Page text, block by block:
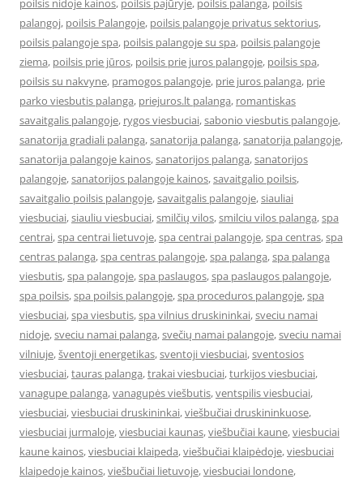
poilsis nidoje kainos, poilsis pajūryje, poilsis palanga, poilsis
palangoj, poilsis Palangoje, poilsis palangoje privatus sektorius,
poilsis palangoje spa, poilsis palangoje su spa, poilsis palangoje
ziema, poilsis prie jūros, poilsis prie juros palangoje, poilsis spa,
poilsis su nakvyne, pramogos palangoje, prie juros palanga, prie
parko viesbutis palanga, priejuros.lt palanga, romantiskas
savaitgalis palangoje, rygos viesbuciai,sabonio viesbutis palangoje,
sanatorija gradiali palanga,sanatorija palanga,sanatorija palangoje,
sanatorija palangoje kainos,sanatorijos palanga,sanatorijos
palangoje,sanatorijos palangoje kainos,savaitgalio poilsis,
savaitgalio poilsis palangoje,savaitgalis palangoje,siauliai
viesbuciai,siauliu viesbuciai,smilčių vilos,smilciu vilos palanga,spa
centrai,spa centrai lietuvoje,spa centrai palangoje,spa centras,spa
centras palanga,spa centras palangoje,spa palanga,spa palanga
viesbutis,spa palangoje,spa paslaugos,spa paslaugos palangoje,
spa poilsis,spa poilsis palangoje,spa proceduros palangoje,spa
viesbuciai,spa viesbutis,spa vilnius druskininkai,sveciu namai
nidoje,sveciu namai palanga,svečių namai palangoje,sveciu namai
vilniuje,šventoji energetikas,sventoji viesbuciai,sventosios
viesbuciai,tauras palanga,trakai viesbuciai,turkijos viesbuciai,
vanagupe palanga,vanagupės viešbutis,ventspilis viesbuciai,
viesbuciai,viesbuciai druskininkai,viešbučiai druskininkuose,
viesbuciai jurmaloje,viesbuciai kaunas,viešbučiai kaune,viesbuciai
kaune kainos,viesbuciai klaipeda,viešbučiai klaipėdoje,viesbuciai
klaipedoje kainos,viešbučiai lietuvoje,viesbuciai londone,